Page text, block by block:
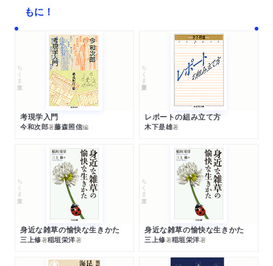
もに！
ちくま文庫
考現学入門
今和次郎著藤森照信編
ちくま学芸文庫
レポートの組み立て方
木下是雄著
ちくま文庫
身近な雑草の愉快な生きかた
三上修著稲垣栄洋著
ちくま文庫
身近な雑草の愉快な生きかた
三上修著稲垣栄洋著